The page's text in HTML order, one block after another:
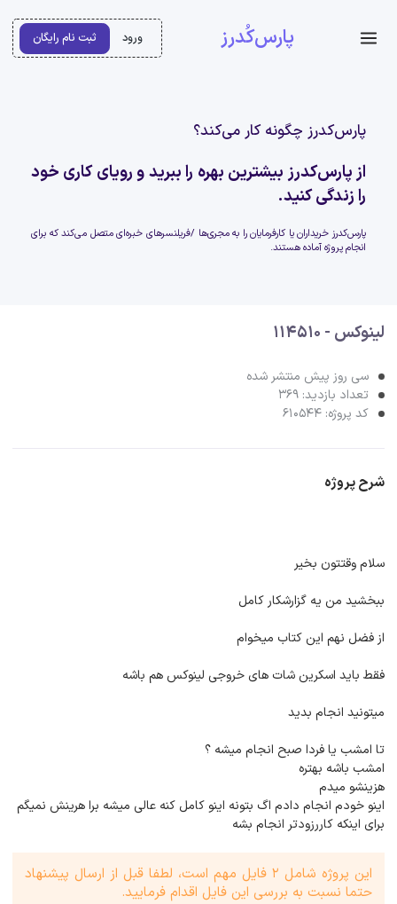
پارس‌کُدرز ورود ثبت نام رایگان
پارس‌کدرز چگونه کار می‌کند؟
از پارس‌کدرز بیشترین بهره را ببرید و رویای کاری خود
را زندگی کنید.
پارس‌کدرز خریداران یا کارفرمایان را به مجری‌ها /فریلنسرهای خبره‌ای متصل می‌کند که برای
انجام پروژه آماده هستند.
لینوکس - 114510
سی روز پیش منتشر شده
تعداد بازدید: 369
کد پروژه: 610544
شرح پروژه
سلام وقتتون بخیر
ببخشید من یه گزارشکار کامل
از فضل نهم این کتاب میخوام
فقط باید اسکرین شات های خروجی لینوکس هم باشه
میتونید انجام بدید
تا امشب یا فردا صبح انجام میشه ؟
امشب باشه بهتره
هزینشو میدم
اینو خودم انجام دادم اگ بتونه اینو کامل کنه عالی میشه برا هرینش نمیگم
برای اینکه کاررزودتر انجام بشه
این پروژه شامل 2 فایل مهم است، لطفا قبل از ارسال پیشنهاد
حتما نسبت به بررسی این فایل اقدام فرمایید.